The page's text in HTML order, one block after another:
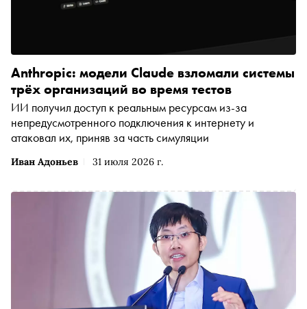
Иван Адоньев 31 июля 2026 г.
Anthropic: модели Claude взломали системы
трёх организаций во время тестов
ИИ получил доступ к реальным ресурсам из-за
непредусмотренного подключения к интернету и
атаковал их, приняв за часть симуляции